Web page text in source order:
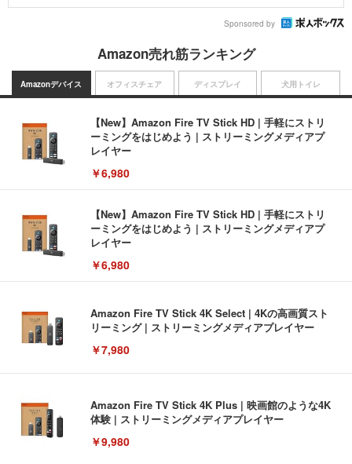
Sponsored by
Amazon売れ筋ランキング
Amazonデバイス
【New】Amazon Fire TV Stick HD | 手軽にストリ
ーミングをはじめよう | ストリーミングメディアプ
レイヤー
￥6,980
【New】Amazon Fire TV Stick HD | 手軽にストリ
ーミングをはじめよう | ストリーミングメディアプ
レイヤー
￥6,980
Amazon Fire TV Stick 4K Select | 4Kの高画質スト
リーミング | ストリーミングメディアプレイヤー
￥7,980
Amazon Fire TV Stick 4K Plus | 映画館のような4K
体験 | ストリーミングメディアプレイヤー
￥9,980
オフィスチェア ディスプレイ 犬用トイレ